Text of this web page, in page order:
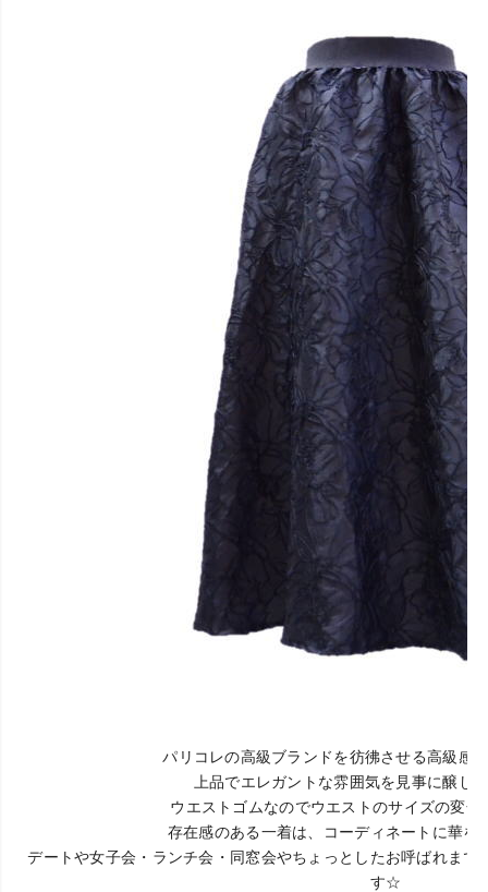
パリコレの高級ブランドを彷彿させる高級感
上品でエレガントな雰囲気を見事に醸し
ウエストゴムなのでウエストのサイズの変
存在感のある一着は、コーディネートに華
デートや女子会・ランチ会・同窓会やちょっとしたお呼ばれま
す☆